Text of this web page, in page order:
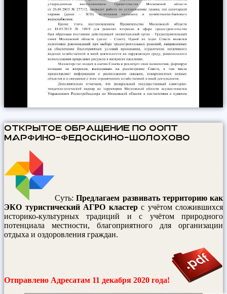
ОТКРЫТОЕ ОБРАЩЕНИЕ по ООПТ
Марфино-Федоскино-Шолохово
Суть:Предлагаем развивать территорию как
ЭКО туристический АГРО кластерс учётом сложившихся
историко-культурных традиций и с учётом природного
потенциала местности, благоприятного для организации
отдыха и оздоровления граждан.
Отправлено Адресатам 11 декабря 2020 года!